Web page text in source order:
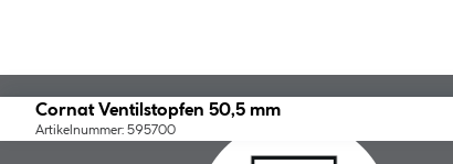
Cornat Ventilstopfen 50,5 mm
Artikelnummer: 595700